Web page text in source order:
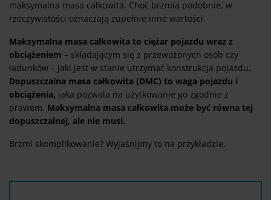
maksymalna masa całkowita. Choć brzmią podobnie, w
rzeczywistości oznaczają zupełnie inne wartości.
Maksymalna masa całkowita to ciężar pojazdu wraz z
obciążeniem – składającym się z przewożonych osób czy
ładunków – jaki jest w stanie utrzymać konstrukcja pojazdu.
Dopuszczalna masa całkowita (DMC) to waga pojazdu i
obciążenia, jaka pozwala na użytkowanie go zgodnie z
prawem. Maksymalna masa całkowita może być równa tej
dopuszczalnej, ale nie musi.
Brzmi skomplikowanie? Wyjaśnijmy to na przykładzie.